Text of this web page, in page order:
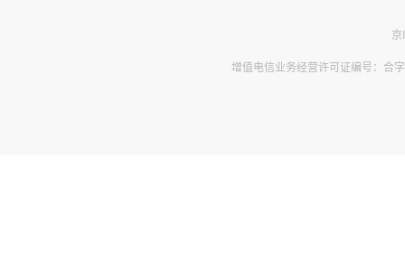
增值电信业务经营许可证编号：合